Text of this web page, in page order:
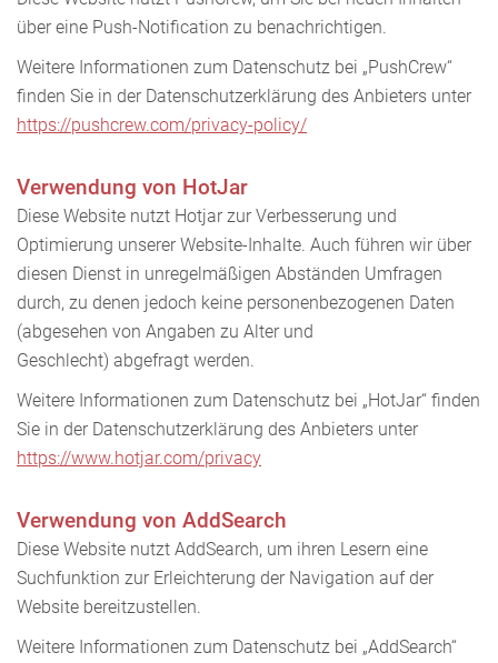
über eine Push-Notification zu benachrichtigen.
Weitere Informationen zum Datenschutz bei „PushCrew“
finden Sie in der Datenschutzerklärung des Anbieters unter
https://pushcrew.com/privacy-policy/
Verwendung von HotJar
Diese Website nutzt Hotjar zur Verbesserung und
Optimierung unserer Website-Inhalte. Auch führen wir über
diesen Dienst in unregelmäßigen Abständen Umfragen
durch, zu denen jedoch keine personenbezogenen Daten
(abgesehen von Angaben zu Alter und
Geschlecht) abgefragt werden.
Weitere Informationen zum Datenschutz bei „HotJar“ finden
Sie in der Datenschutzerklärung des Anbieters unter
https://www.hotjar.com/privacy
Verwendung von AddSearch
Diese Website nutzt AddSearch, um ihren Lesern eine
Suchfunktion zur Erleichterung der Navigation auf der
Website bereitzustellen.
Weitere Informationen zum Datenschutz bei „AddSearch“